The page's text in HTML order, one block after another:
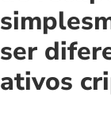
ser
ativos